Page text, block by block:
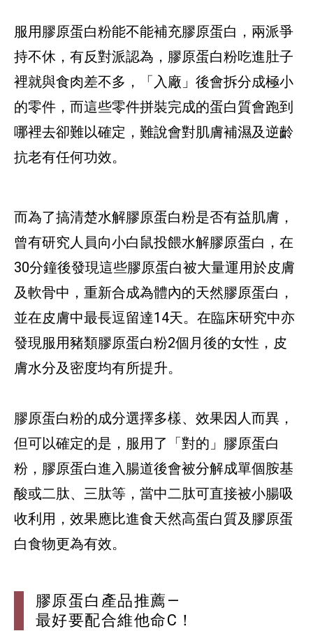
服用膠原蛋白粉能不能補充膠原蛋白，兩派爭
持不休，有反對派認為，膠原蛋白粉吃進肚子
裡就與食肉差不多，「入廠」後會拆分成極小
的零件，而這些零件拼裝完成的蛋白質會跑到
哪裡去卻難以確定，難說會對肌膚補濕及逆齡
抗老有任何功效。
而為了搞清楚水解膠原蛋白粉是否有益肌膚，
曾有研究人員向小白鼠投餵水解膠原蛋白，在
30分鐘後發現這些膠原蛋白被大量運用於皮膚
及軟骨中，重新合成為體內的天然膠原蛋白，
並在皮膚中最長逗留達14天。在臨床研究中亦
發現服用豬類膠原蛋白粉2個月後的女性，皮
膚水分及密度均有所提升。
膠原蛋白粉的成分選擇多樣、效果因人而異，
但可以確定的是，服用了「對的」膠原蛋白
粉，膠原蛋白進入腸道後會被分解成單個胺基
酸或二肽、三肽等，當中二肽可直接被小腸吸
收利用，效果應比進食天然高蛋白質及膠原蛋
膠原蛋白產品推薦—
最好要配合維他命C！